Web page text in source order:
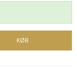
KØB